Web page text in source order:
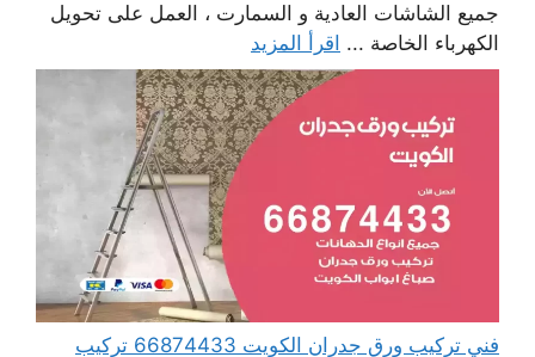
جميع الشاشات العادية و السمارت ، العمل على تحويل
الكهرباء الخاصة ... اقرأ المزيد
فني تركيب ورق جدران الكويت 66874433 تركيب